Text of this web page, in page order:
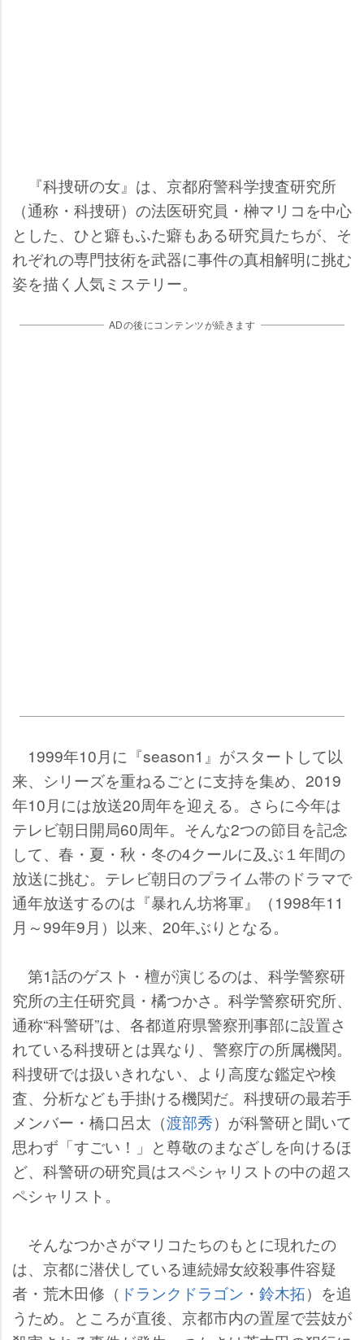
『科捜研の女』は、京都府警科学捜査研究所
（通称・科捜研）の法医研究員・榊マリコを中心
とした、ひと癖もふた癖もある研究員たちが、そ
れぞれの専門技術を武器に事件の真相解明に挑む
姿を描く人気ミステリー。
ADの後にコンテンツが続きます
1999年10月に『season1』がスタートして以
来、シリーズを重ねるごとに支持を集め、2019
年10月には放送20周年を迎える。さらに今年は
テレビ朝日開局60周年。そんな2つの節目を記念
して、春・夏・秋・冬の4クールに及ぶ１年間の
放送に挑む。テレビ朝日のプライム帯のドラマで
通年放送するのは『暴れん坊将軍』（1998年11
月～99年9月）以来、20年ぶりとなる。
第1話のゲスト・檀が演じるのは、科学警察研
究所の主任研究員・橘つかさ。科学警察研究所、
通称“科警研”は、各都道府県警察刑事部に設置さ
れている科捜研とは異なり、警察庁の所属機関。
科捜研では扱いきれない、より高度な鑑定や検
査、分析なども手掛ける機関だ。科捜研の最若手
メンバー・橋口呂太（渡部秀）が科警研と聞いて
思わず「すごい！」と尊敬のまなざしを向けるほ
ど、科警研の研究員はスペシャリストの中の超ス
ペシャリスト。
そんなつかさがマリコたちのもとに現れたの
は、京都に潜伏している連続婦女絞殺事件容疑
者・荒木田修（ ドランクドラゴン ・ 鈴木拓）を追
うため。ところが直後、京都市内の置屋で芸妓が